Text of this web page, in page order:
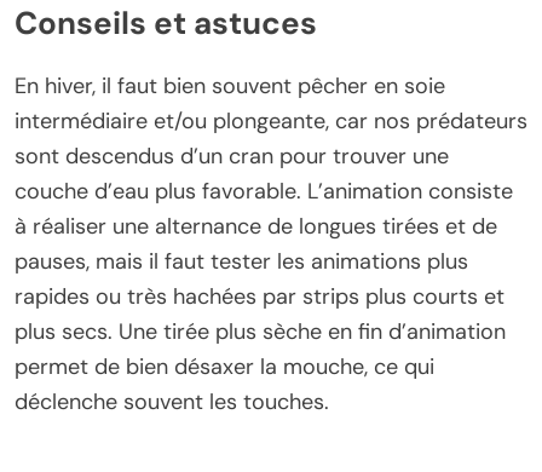
Conseils et astuces
En hiver, il faut bien souvent pêcher en soie
intermédiaire et/ou plongeante, car nos prédateurs
sont descendus d’un cran pour trouver une
couche d’eau plus favorable. L’animation consiste
à réaliser une alternance de longues tirées et de
pauses, mais il faut tester les animations plus
rapides ou très hachées par strips plus courts et
plus secs. Une tirée plus sèche en fin d’animation
permet de bien désaxer la mouche, ce qui
déclenche souvent les touches.